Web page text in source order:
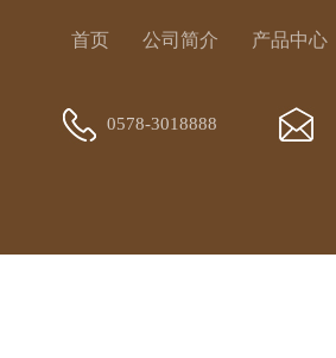
首页 公司简介 产品中心
0578-3018888